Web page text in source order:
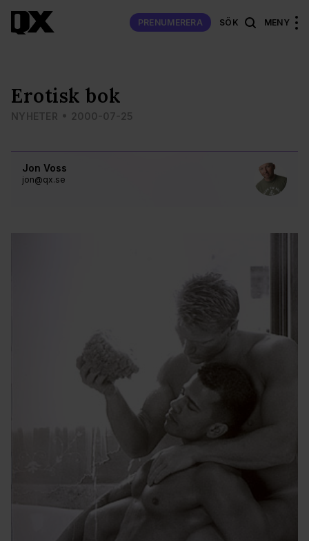
PRENUMERERA SÖK MENY
Jon Voss
jon@qx.se
Erotisk bok
NYHETER 2000-07-25